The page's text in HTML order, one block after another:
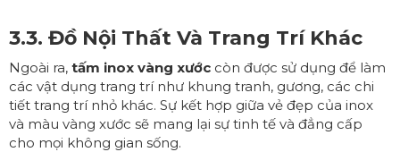
3.3. Đồ Nội Thất Và Trang Trí Khác
Ngoài ra, tấm inox vàng xước còn được sử dụng để làm
các vật dụng trang trí như khung tranh, gương, các chi
tiết trang trí nhỏ khác. Sự kết hợp giữa vẻ đẹp của inox
và màu vàng xước sẽ mang lại sự tinh tế và đẳng cấp
cho mọi không gian sống.